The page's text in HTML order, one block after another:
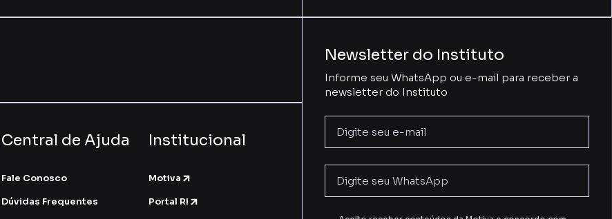
Central de Ajuda
Fale Conosco
Dúvidas Frequentes
Institucional
Motiva
Portal RI
Newsletter do Instituto
Informe seu WhatsApp ou e-mail para receber a
newsletter do Instituto